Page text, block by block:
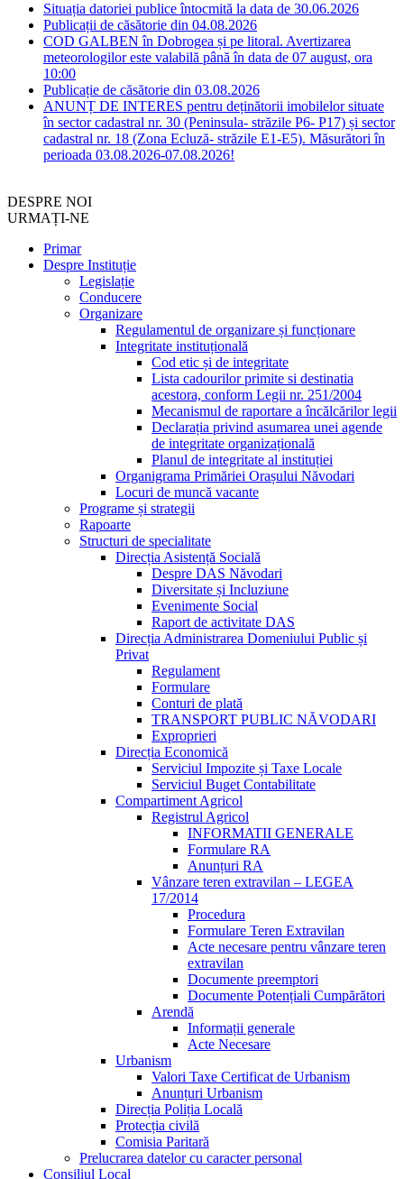
Situația datoriei publice întocmită la data de 30.06.2026
Publicații de căsătorie din 04.08.2026
COD GALBEN în Dobrogea și pe litoral. Avertizarea
meteorologilor este valabilă până în data de 07 august, ora
10:00
Publicație de căsătorie din 03.08.2026
ANUNȚ DE INTERES pentru deținătorii imobilelor situate
în sector cadastral nr. 30 (Peninsula- străzile P6- P17) și sector
cadastral nr. 18 (Zona Ecluză- străzile E1-E5). Măsurători în
perioada 03.08.2026-07.08.2026!
DESPRE NOI
URMAȚI-NE
Primar
Despre Instituție
Legislație
Conducere
Organizare
Regulamentul de organizare și funcționare
Integritate instituțională
Cod etic și de integritate
Lista cadourilor primite si destinatia
acestora, conform Legii nr. 251/2004
Mecanismul de raportare a încălcărilor legii
Declarația privind asumarea unei agende
de integritate organizațională
Planul de integritate al instituției
Organigrama Primăriei Orașului Năvodari
Locuri de muncă vacante
Programe și strategii
Rapoarte
Structuri de specialitate
Direcția Asistență Socială
Despre DAS Năvodari
Diversitate și Incluziune
Evenimente Social
Raport de activitate DAS
Direcția Administrarea Domeniului Public și
Privat
Regulament
Formulare
Conturi de plată
TRANSPORT PUBLIC NĂVODARI
Exproprieri
Direcția Economică
Serviciul Impozite și Taxe Locale
Serviciul Buget Contabilitate
Compartiment Agricol
Registrul Agricol
INFORMATII GENERALE
Formulare RA
Anunțuri RA
Vânzare teren extravilan – LEGEA
17/2014
Procedura
Formulare Teren Extravilan
Acte necesare pentru vânzare teren
extravilan
Documente preemptori
Documente Potențiali Cumpărători
Arendă
Informații generale
Acte Necesare
Urbanism
Valori Taxe Certificat de Urbanism
Anunțuri Urbanism
Direcția Poliția Locală
Protecția civilă
Comisia Paritară
Prelucrarea datelor cu caracter personal
Consiliul Local